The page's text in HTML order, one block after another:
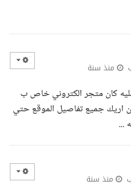
منذ سنة
كان متجر الكتروني خاص ب
اريك جميع تفاصيل الموقع حتي
...
منذ سنة